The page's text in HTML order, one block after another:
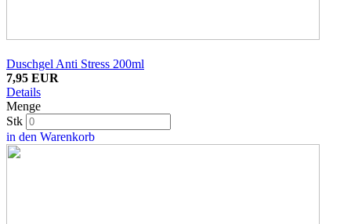
Duschgel Anti Stress 200ml
7,95 EUR
Details
Menge
Stk
in den Warenkorb